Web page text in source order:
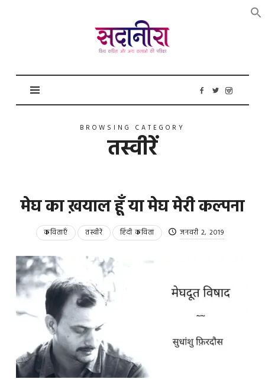
सदानीरा
BROWSING CATEGORY
तस्वीरें
मेघ का ख़याल हूँ या मेघ मेरी कल्पना
कविताएँ तस्वीरें हिंदी कविता जनवरी 2, 2019